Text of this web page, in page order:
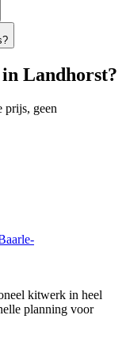
Landhorst?
prijs, geen
kitwerk in heel
planning voor